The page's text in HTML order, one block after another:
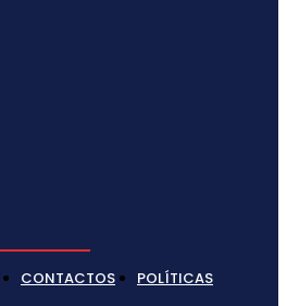
CONTACTOS POLÍTICAS